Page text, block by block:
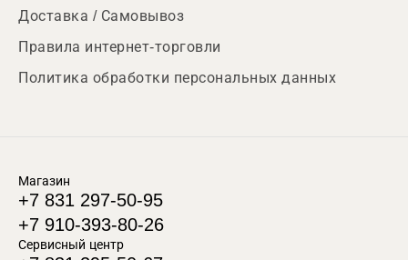
Доставка / Самовывоз
Правила интернет-торговли
Политика обработки персональных данных
Магазин
+7 831 297-50-95
+7 910-393-80-26
Сервисный центр